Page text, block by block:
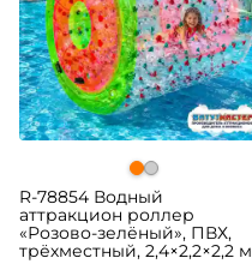
R-78854 Водный
аттракцион роллер
«Розово-зелёный», ПВХ,
трёхместный, 2,4×2,2×2,2 м